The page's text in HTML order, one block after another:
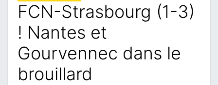
FCN-Strasbourg (1-3)
! Nantes et
Gourvennec dans le
brouillard